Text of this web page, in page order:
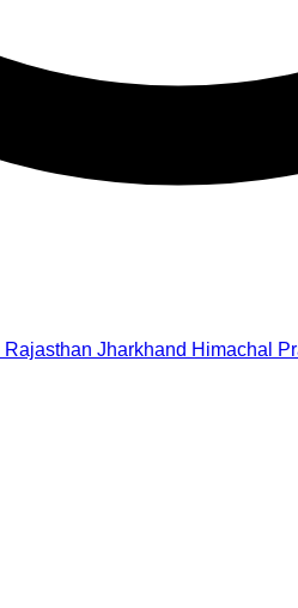
Rajasthan Jharkhand Himachal